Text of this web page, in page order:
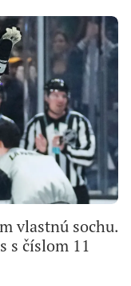
vlastnú sochu.
s číslom 11